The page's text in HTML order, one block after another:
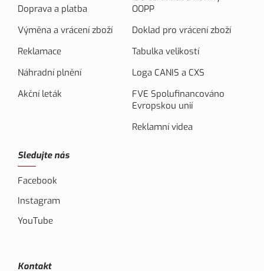
Doprava a platba
Výměna a vrácení zboží
Reklamace
Náhradní plnění
Akční leták
OOPP
Doklad pro vrácení zboží
Tabulka velikostí
Loga CANIS a CXS
FVE Spolufinancováno
Evropskou unií
Reklamní videa
Sledujte nás
Facebook
Instagram
YouTube
Kontakt